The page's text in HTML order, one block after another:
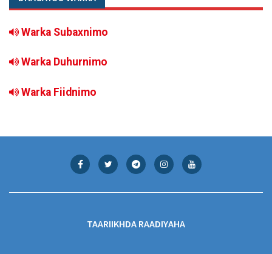
Warka Subaxnimo
Warka Duhurnimo
Warka Fiidnimo
TAARIIKHDA RAADIYAHA